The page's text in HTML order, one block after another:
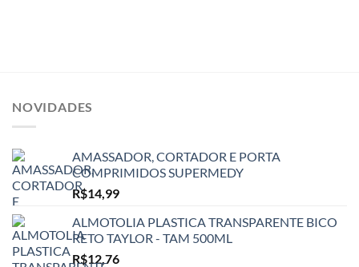
NOVIDADES
AMASSADOR, CORTADOR E PORTA
COMPRIMIDOS SUPERMEDY
R$14,99
ALMOTOLIA PLASTICA TRANSPARENTE BICO
RETO TAYLOR - TAM 500ML
R$12,76